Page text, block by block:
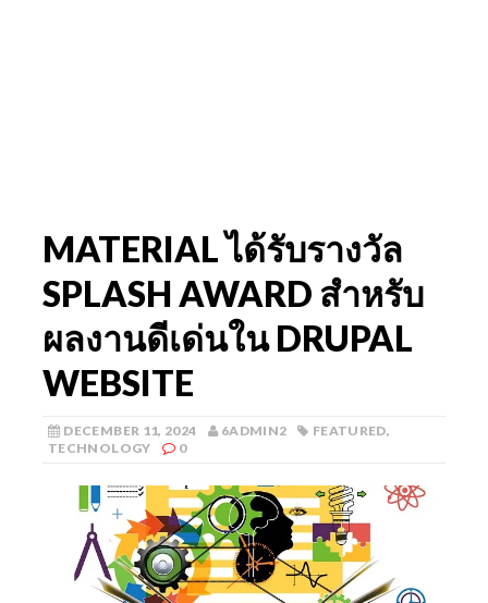
MATERIAL ได้รับรางวัล
SPLASH AWARD สําหรับ
ผลงานดีเด่นใน DRUPAL
WEBSITE
DECEMBER 11, 2024 6ADMIN2 FEATURED,
TECHNOLOGY
0